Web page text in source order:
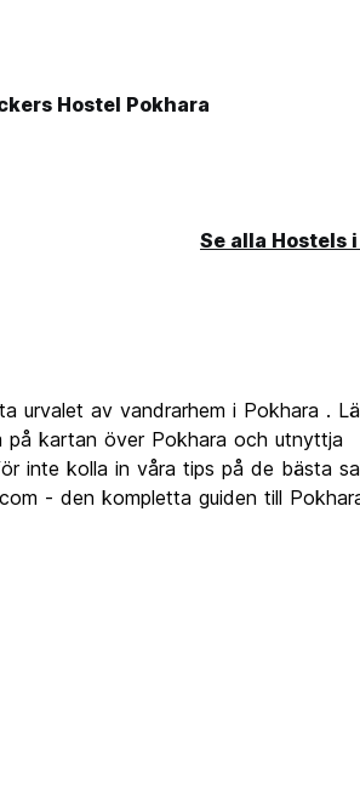
Hostel Pokhara
Se alla Hostels
urvalet av vandrarhem i Pokhara .
på kartan över Pokhara och utnyttja
inte kolla in våra tips på de bästa
- den kompletta guiden till